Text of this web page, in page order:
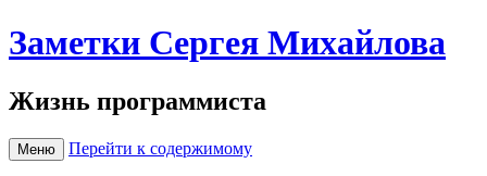
Заметки Сергея Михайлова
Жизнь программиста
Меню Перейти к содержимому